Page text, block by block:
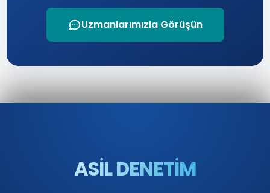
Uzmanlarımızla Görüşün
ASİL DENETİM